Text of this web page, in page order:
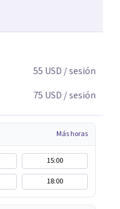
55 USD / sesión
75 USD / sesión
Más horas
15:00
18:00